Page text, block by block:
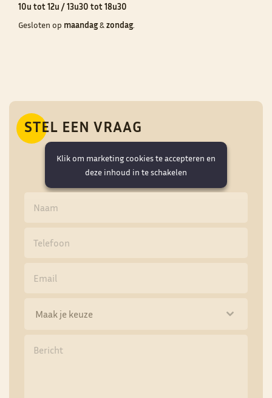
10u tot 12u / 13u30 tot 18u30
Gesloten op maandag& zondag.
STEL EEN VRAAG
Klik om marketing cookies te accepteren en
deze inhoud in te schakelen
Maak je keuze